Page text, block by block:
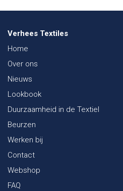
Verhees Textiles
Home
Over ons
Nieuws
Lookbook
Duurzaamheid in de Textiel
Beurzen
Werken bij
Contact
Webshop
FAQ